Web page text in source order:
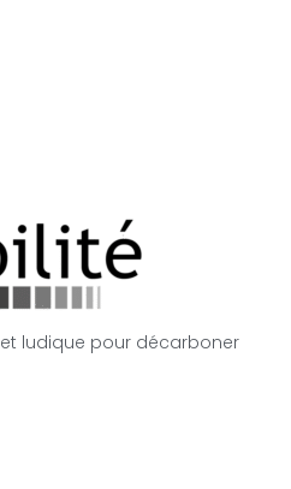
ludique pour décarboner